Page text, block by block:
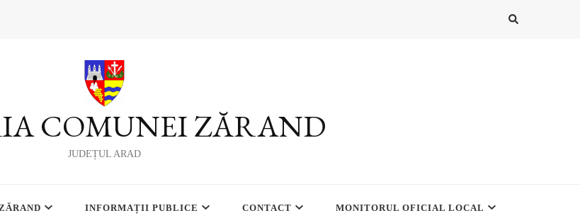
COMUNEI ZĂRAND
JUDEȚUL ARAD
INFORMAȚII PUBLICE CONTACT MONITORUL OFICIAL LOCAL